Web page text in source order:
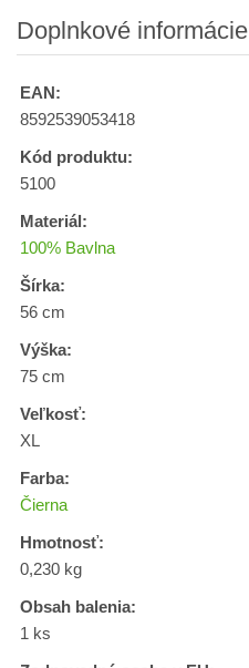
Doplnkové informácie
EAN:
8592539053418
Kód produktu:
5100
Materiál:
100% Bavlna
Šírka:
56 cm
Výška:
75 cm
Veľkosť:
XL
Farba:
Čierna
Hmotnosť:
0,230 kg
Obsah balenia:
1 ks